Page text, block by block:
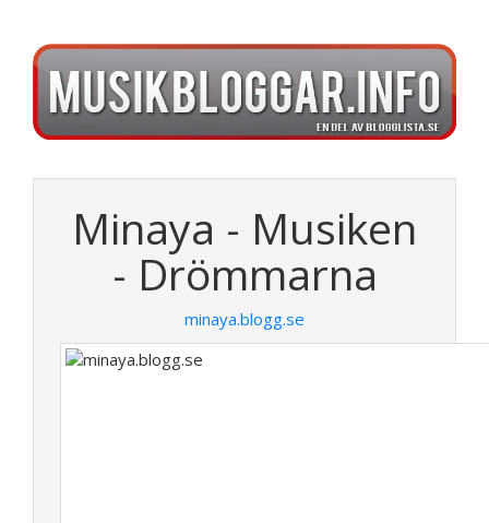
Minaya - Musiken
- Drömmarna
minaya.blogg.se